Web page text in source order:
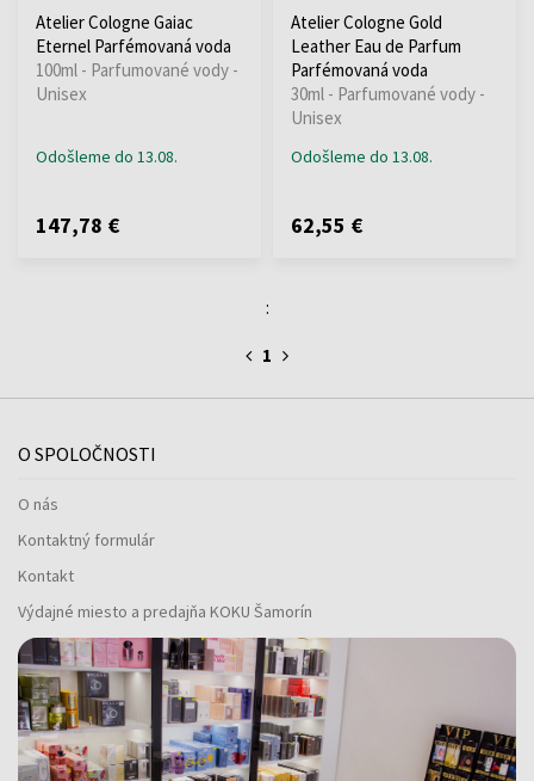
Atelier Cologne Gaiac
Eternel Parfémovaná voda
100ml - Parfumované vody -
Unisex
Odošleme do 13.08.
147,78 €
Atelier Cologne Gold
Leather Eau de Parfum
Parfémovaná voda
30ml - Parfumované vody -
Unisex
Odošleme do 13.08.
62,55 €
:
1
O SPOLOČNOSTI
O nás
Kontaktný formulár
Kontakt
Výdajné miesto a predajňa KOKU Šamorín